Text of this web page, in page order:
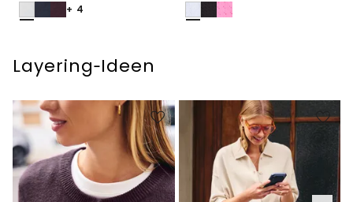
+ 4
Layering‑Ideen